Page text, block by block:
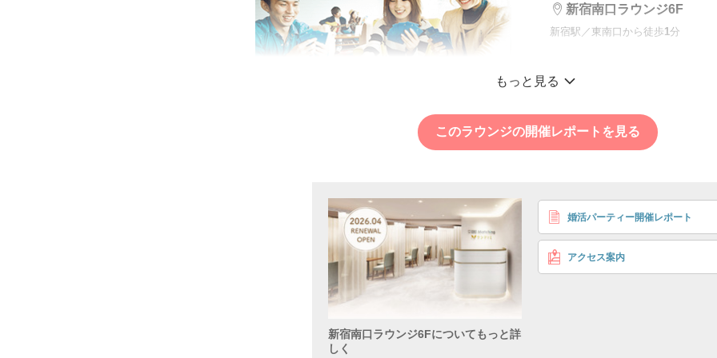
新宿南口ラウンジ6F
新宿駅／東南口から徒歩1分
《パーティーゲーム
協力プレイでドキド
勝負！
男性
〜29歳
〈条件〉 出会いに前向
もっと見る
このラウンジの開催レポートを見る
新宿南口ラウンジ6Fについてもっと詳
しく
婚活パーティー開催レポート
アクセス案内